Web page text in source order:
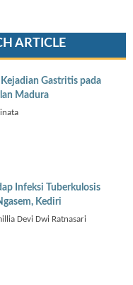
ARTICLE
Gastritis pada
Madura
Infeksi Tuberkulosis
Kediri
Devi Dwi Ratnasari